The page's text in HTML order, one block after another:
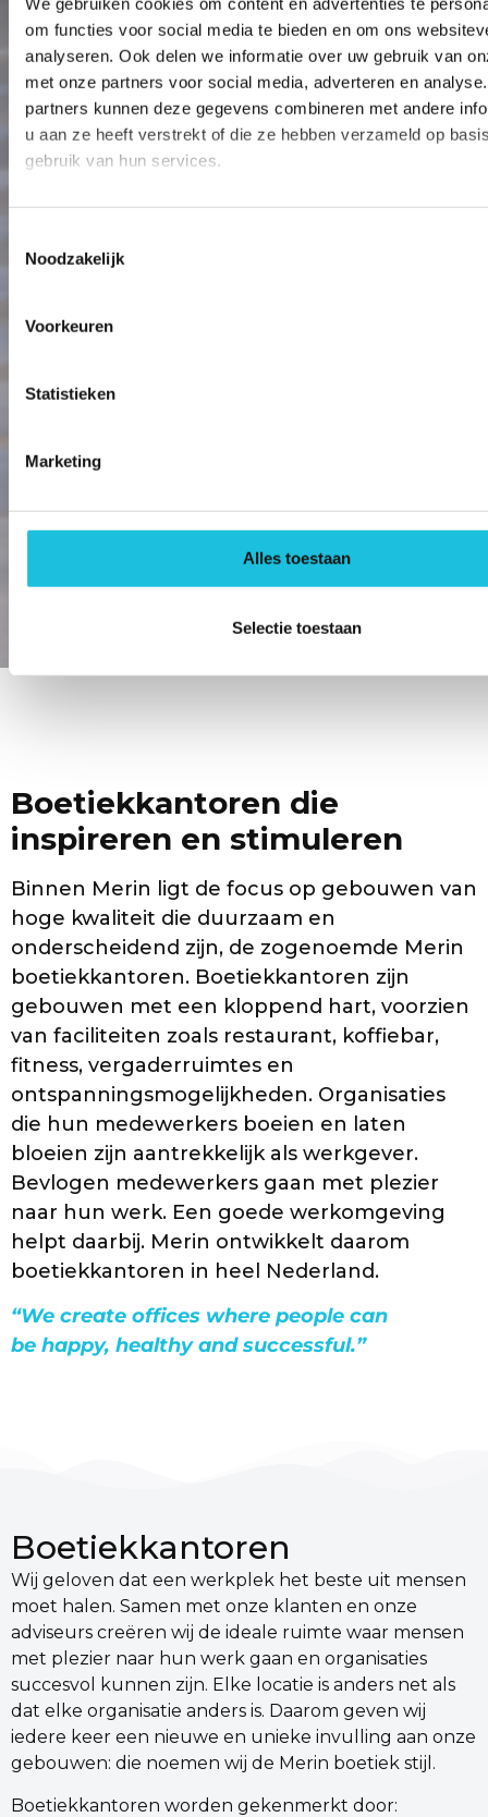
om functies voor social media te bieden en om ons
analyseren. Ook delen we informatie over uw gebruik van
met onze partners voor social media, adverteren en
partners kunnen deze gegevens combineren met andere
u aan ze heeft verstrekt of die ze hebben verzameld op
gebruik van hun services.
Noodzakelijk
Voorkeuren
Statistieken
Marketing
Alles toestaan
Selectie toestaan
Boetiekkantoren die
inspireren en stimuleren
Binnen Merin ligt de focus op gebouwen van
hoge kwaliteit die duurzaam en
onderscheidend zijn, de zogenoemde Merin
boetiekkantoren. Boetiekkantoren zijn
gebouwen met een kloppend hart, voorzien
van faciliteiten zoals restaurant, koffiebar,
fitness, vergaderruimtes en
ontspanningsmogelijkheden. Organisaties
die hun medewerkers boeien en laten
bloeien zijn aantrekkelijk als werkgever.
Bevlogen medewerkers gaan met plezier
naar hun werk. Een goede werkomgeving
helpt daarbij. Merin ontwikkelt daarom
boetiekkantoren in heel Nederland.
“We create offices where people can
be happy, healthy and successful.”
Boetiekkantoren
Wij geloven dat een werkplek het beste uit mensen
moet halen. Samen met onze klanten en onze
adviseurs creëren wij de ideale ruimte waar mensen
met plezier naar hun werk gaan en organisaties
succesvol kunnen zijn. Elke locatie is anders net als
dat elke organisatie anders is. Daarom geven wij
iedere keer een nieuwe en unieke invulling aan onze
gebouwen: die noemen wij de Merin boetiek stijl.
Boetiekkantoren worden gekenmerkt door: